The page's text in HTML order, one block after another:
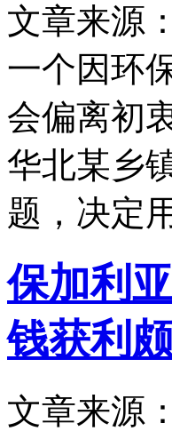
文章来源
一个因环
会偏离初
华北某乡
题，决定
保加利
钱获利
文章来源